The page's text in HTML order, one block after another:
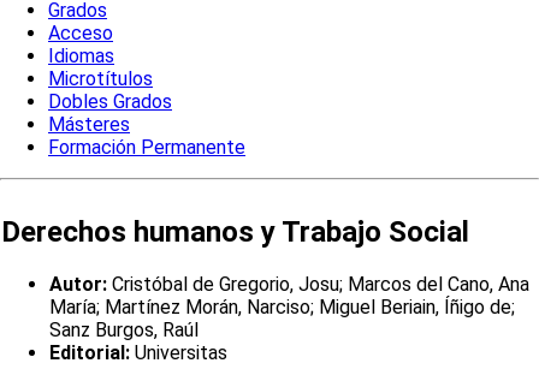
Grados
Acceso
Idiomas
Microtítulos
Dobles Grados
Másteres
Formación Permanente
Derechos humanos y Trabajo Social
Autor: Cristóbal de Gregorio, Josu; Marcos del Cano, Ana
María; Martínez Morán, Narciso; Miguel Beriain, Íñigo de;
Sanz Burgos, Raúl
Editorial: Universitas